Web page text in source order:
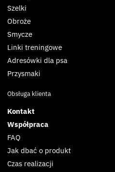
Szelki
Obroże
Smycze
Linki treningowe
Adresówki dla psa
Przysmaki
Obsługa klienta
Kontakt
Współpraca
FAQ
Jak dbać o produkt
Czas realizacji